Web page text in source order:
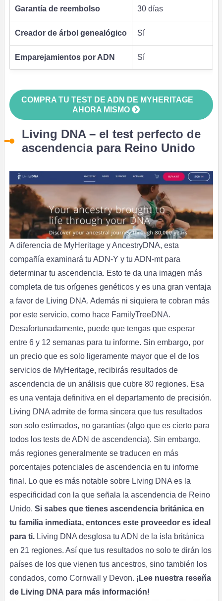
Garantía de reembolso 30 días
Creador de árbol genealógico Sí
Emparejamientos por ADN Sí
COMPRA TU TEST DE ADN DE MYHERITAGE
AHORA MISMO
Living DNA – el test perfecto de
ascendencia para Reino Unido
A diferencia de MyHeritage y AncestryDNA, esta
compañía examinará tu ADN-Y y tu ADN-mt para
determinar tu ascendencia. Esto te da una imagen más
completa de tus orígenes genéticos y es una gran ventaja
a favor de Living DNA. Además ni siquiera te cobran más
por este servicio, como hace FamilyTreeDNA.
Desafortunadamente, puede que tengas que esperar
entre 6 y 12 semanas para tu informe. Sin embargo, por
un precio que es solo ligeramente mayor que el de los
servicios de MyHeritage, recibirás resultados de
ascendencia de un análisis que cubre 80 regiones. Esa
es una ventaja definitiva en el departamento de precisión.
Living DNA admite de forma sincera que tus resultados
son solo estimados, no garantías (algo que es cierto para
todos los tests de ADN de ascendencia). Sin embargo,
más regiones generalmente se traducen en más
porcentajes potenciales de ascendencia en tu informe
final. Lo que es más notable sobre Living DNA es la
especificidad con la que señala la ascendencia de Reino
Unido. Si sabes que tienes ascendencia británica en
tu familia inmediata, entonces este proveedor es ideal
para ti. Living DNA desglosa tu ADN de la isla británica
en 21 regiones. Así que tus resultados no solo te dirán los
países de los que vienen tus ancestros, sino también los
condados, como Cornwall y Devon. ¡Lee nuestra reseña
de Living DNA para más información!